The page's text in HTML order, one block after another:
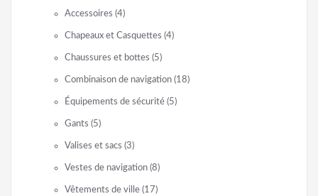
Accessoires (4)
Chapeaux et Casquettes (4)
Chaussures et bottes (5)
Combinaison de navigation (18)
Équipements de sécurité (5)
Gants (5)
Valises et sacs (3)
Vestes de navigation (8)
Vêtements de ville (17)